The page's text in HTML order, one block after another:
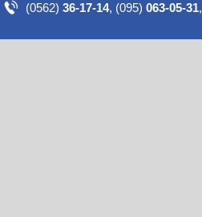
(0562) 36-17-14, (095) 063-05-31,